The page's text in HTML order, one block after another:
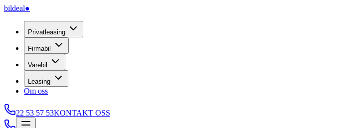
bildeal●
Privatleasing
Firmabil
Varebil
Leasing
Om oss
22 53 57 53KONTAKT OSS